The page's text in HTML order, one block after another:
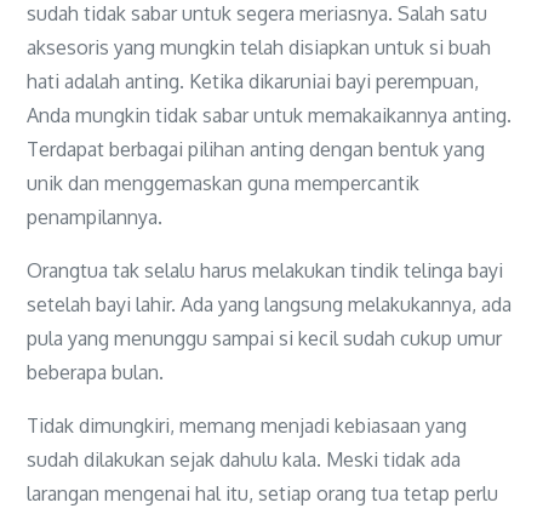
sudah tidak sabar untuk segera meriasnya. Salah satu
aksesoris yang mungkin telah disiapkan untuk si buah
hati adalah anting. Ketika dikaruniai bayi perempuan,
Anda mungkin tidak sabar untuk memakaikannya anting.
Terdapat berbagai pilihan anting dengan bentuk yang
unik dan menggemaskan guna mempercantik
penampilannya.
Orangtua tak selalu harus melakukan tindik telinga bayi
setelah bayi lahir. Ada yang langsung melakukannya, ada
pula yang menunggu sampai si kecil sudah cukup umur
beberapa bulan.
Tidak dimungkiri, memang menjadi kebiasaan yang
sudah dilakukan sejak dahulu kala. Meski tidak ada
larangan mengenai hal itu, setiap orang tua tetap perlu